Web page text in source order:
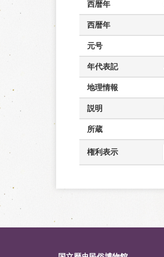
西暦年
西暦年
元号
年代表記
地理情報
説明
所蔵
権利表示